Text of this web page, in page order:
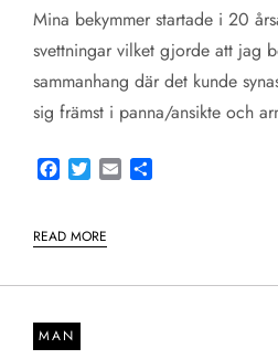
Mina bekymmer startade i 20
svettningar vilket gjorde att jag
sammanhang där det kunde
sig främst i panna/ansikte och
Facebook
TwitterEmail
READ MORE
MAN